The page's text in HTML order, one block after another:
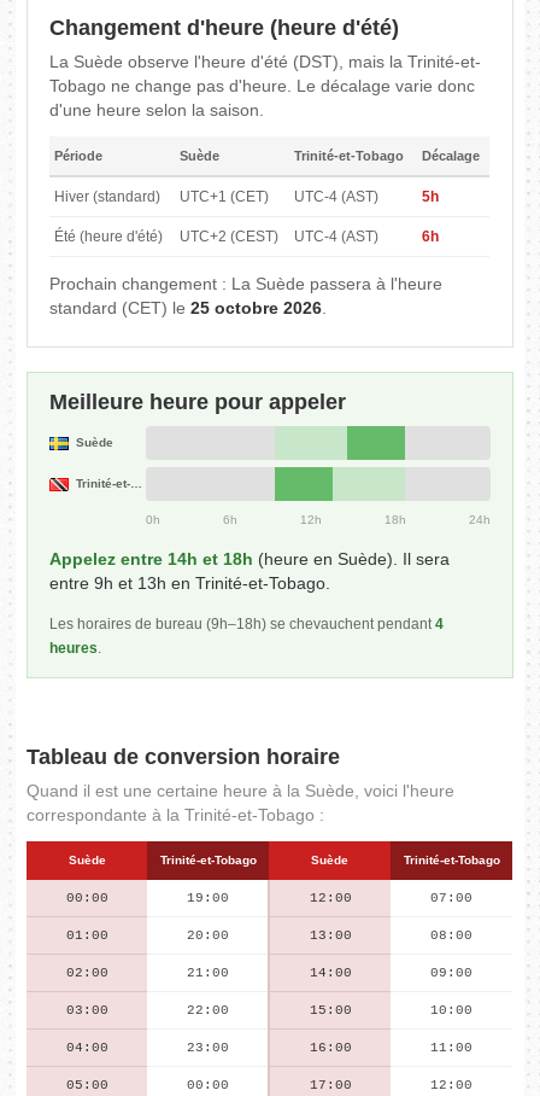
Changement d'heure (heure d'été)
La Suède observe l'heure d'été (DST), mais la Trinité-et-
Tobago ne change pas d'heure. Le décalage varie donc
d'une heure selon la saison.
Période Suède Trinité-et-Tobago Décalage
Hiver (standard) UTC+1 (CET) UTC-4 (AST) 5h
Été (heure d'été) UTC+2 (CEST) UTC-4 (AST) 6h
Prochain changement : La Suède passera à l'heure
standard (CET) le25 octobre 2026.
Meilleure heure pour appeler
Suède
Trinité-et-Tobago
0h 6h 12h 18h 24h
Appelez entre 14h et 18h (heure en Suède). Il sera
entre 9h et 13h en Trinité-et-Tobago.
Les horaires de bureau (9h–18h) se chevauchent pendant4
heures.
Tableau de conversion horaire
Quand il est une certaine heure à la Suède, voici l'heure
correspondante à la Trinité-et-Tobago :
Suède Trinité-et-Tobago Suède Trinité-et-Tobago
00:00 19:00 12:00 07:00
01:00 20:00 13:00 08:00
02:00 21:00 14:00 09:00
03:00 22:00 15:00 10:00
04:00 23:00 16:00 11:00
05:00 00:00 17:00 12:00